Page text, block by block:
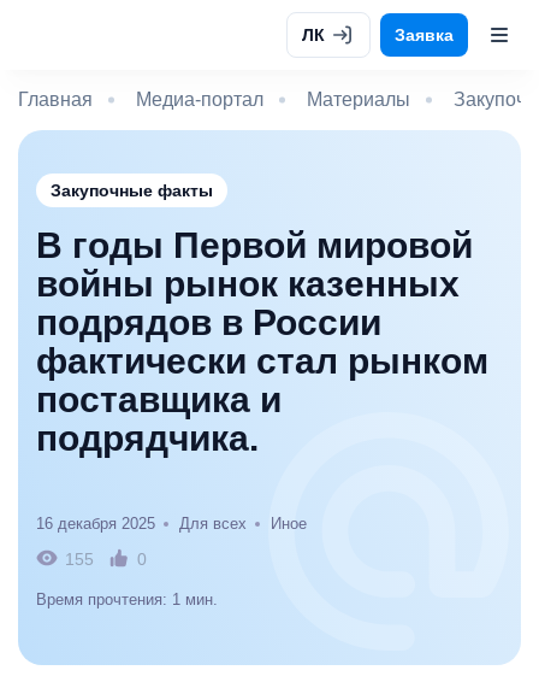
ЛК Заявка
Главная Медиа-портал Материалы
Закупочные факты
В годы Первой мировой
войны рынок казенных
подрядов в России
фактически стал рынком
поставщика и
подрядчика.
16 декабря 2025 Для всех Иное
155 0
Время прочтения: 1 мин.